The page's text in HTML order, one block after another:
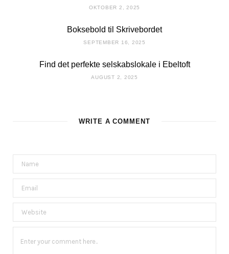
OKTOBER 2, 2025
Boksebold til Skrivebordet
SEPTEMBER 16, 2025
Find det perfekte selskabslokale i Ebeltoft
AUGUST 2, 2025
WRITE A COMMENT